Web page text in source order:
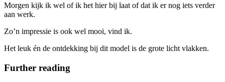
Morgen kijk ik wel of ik het hier bij laat of dat ik er nog iets verder
aan werk.
Zo’n impressie is ook wel mooi, vind ik.
Het leuk én de ontdekking bij dit model is de grote licht vlakken.
Further reading